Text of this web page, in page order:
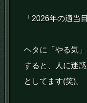
「2026年の適当
ヘタに「やる気
すると、人に迷
としてます(笑)。